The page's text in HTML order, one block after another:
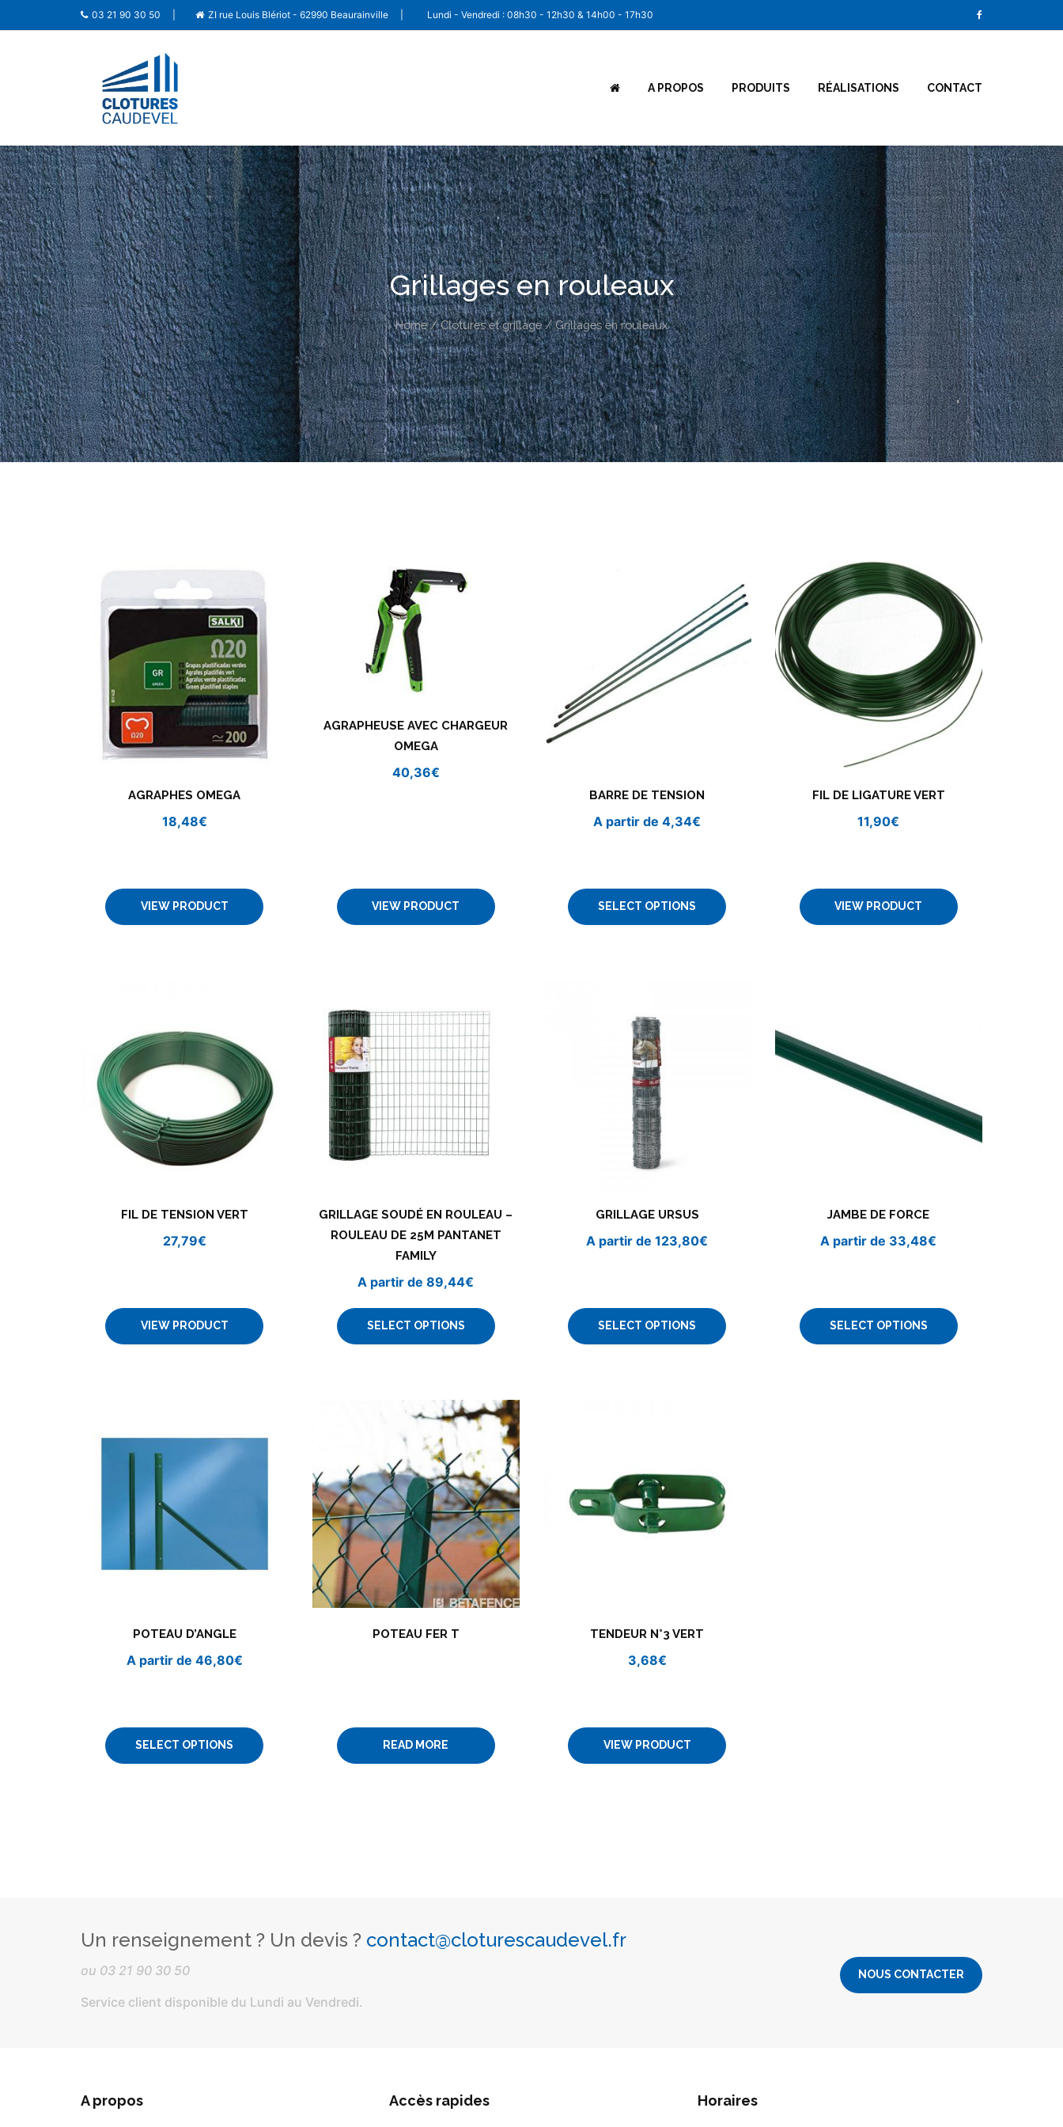
03 21 90 30 50 ZI rue Louis Blériot - 62990 Beaurainville Lundi - Vendredi : 08h30 - 12h30 & 14h00 - 17h30
A PROPOS PRODUITS RÉALISATIONS CONTACT
Grillages en rouleaux
Home/Clotures et grillage/ Grillages en rouleaux
AGRAPHES OMEGA
18,48€
VIEW PRODUCT
AGRAPHEUSE AVEC CHARGEUR
OMEGA
40,36€
VIEW PRODUCT
BARRE DE TENSION
A partir de4,34€
SELECT OPTIONS
FIL DE LIGATURE VERT
11,90€
VIEW PRODUCT
FIL DE TENSION VERT
27,79€
VIEW PRODUCT
GRILLAGE SOUDÉ EN ROULEAU –
ROULEAU DE 25M PANTANET
FAMILY
A partir de89,44€
SELECT OPTIONS
GRILLAGE URSUS
A partir de123,80€
SELECT OPTIONS
JAMBE DE FORCE
A partir de 33,48€
SELECT OPTIONS
POTEAU D’ANGLE
A partir de 46,80€
SELECT OPTIONS
POTEAU FER T
READ MORE
TENDEUR N°3 VERT
3,68€
VIEW PRODUCT
Un renseignement ? Un devis ? contact@cloturescaudevel.fr
ou 03 21 90 30 50
Service client disponible du Lundi au Vendredi.
NOUS CONTACTER
A propos Accès rapides Horaires